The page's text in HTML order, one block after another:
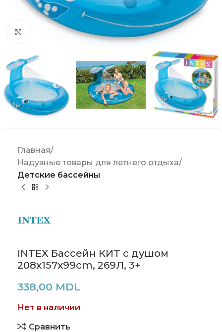
Click to enlarge
Главная
Надувные товары для летнего отдыха
Детские бассейны
INTEX Бассейн КИТ с душом
208x157x99cm, 269Л, 3+
338,00 MDL
Нет в наличии
Сравнить